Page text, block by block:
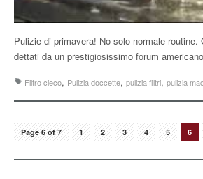
Pulizie di primavera! No solo normale
dettati da un prestigiosissimo forum
Filtro cieco, Pulizia doccette, pulizia filtri, pulizia
Page 6 of 7 1 2 3 4 5 6